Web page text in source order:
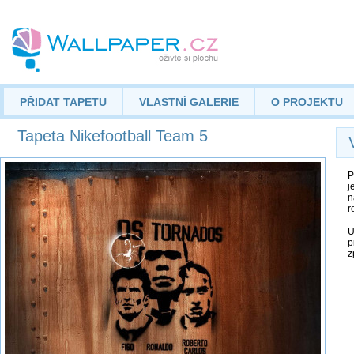
PŘIDAT TAPETU VLASTNÍ GALERIE O PROJEKTU
Tapeta Nikefootball Team 5